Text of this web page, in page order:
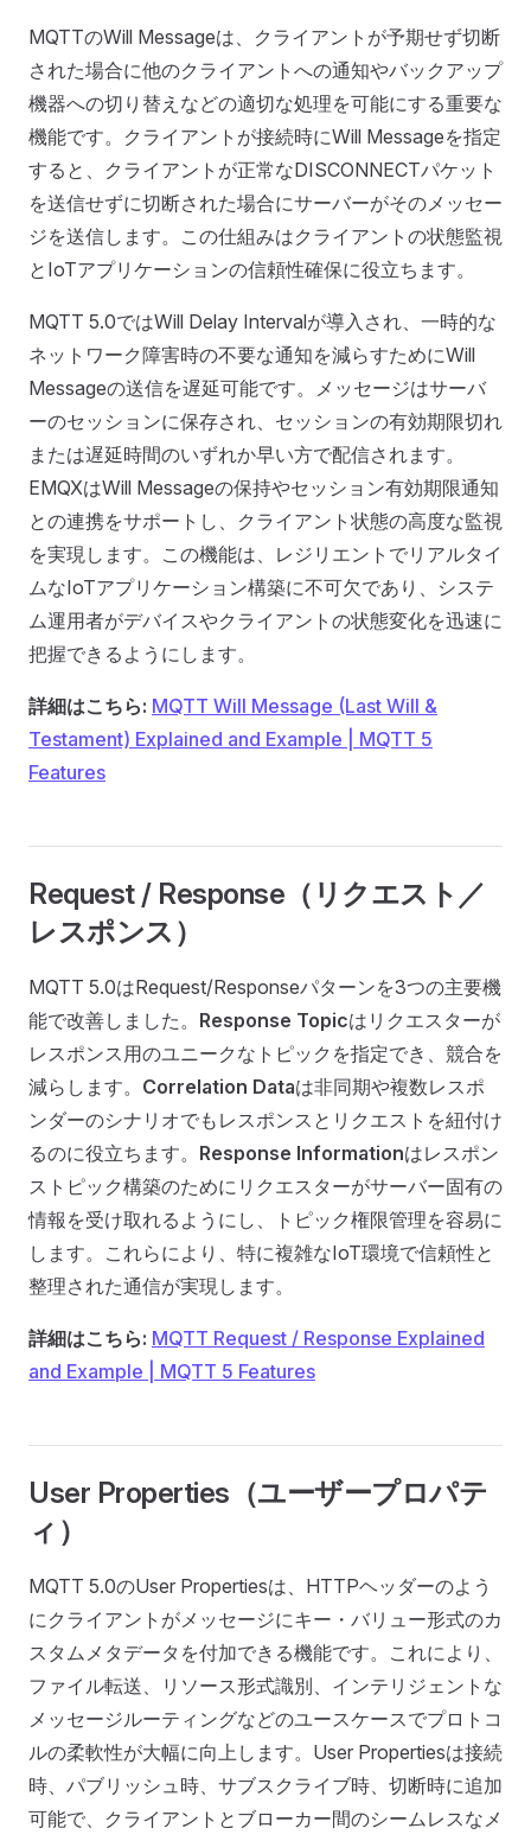
MQTTのWill Messageは、クライアントが予期せず切断
された場合に他のクライアントへの通知やバックアップ
機器への切り替えなどの適切な処理を可能にする重要な
機能です。クライアントが接続時にWill Messageを指定
すると、クライアントが正常なDISCONNECTパケット
を送信せずに切断された場合にサーバーがそのメッセー
ジを送信します。この仕組みはクライアントの状態監視
とIoTアプリケーションの信頼性確保に役立ちます。
MQTT 5.0ではWill Delay Intervalが導入され、一時的な
ネットワーク障害時の不要な通知を減らすためにWill
Messageの送信を遅延可能です。メッセージはサーバ
ーのセッションに保存され、セッションの有効期限切れ
または遅延時間のいずれか早い方で配信されます。
EMQXはWill Messageの保持やセッション有効期限通知
との連携をサポートし、クライアント状態の高度な監視
を実現します。この機能は、レジリエントでリアルタイ
ムなIoTアプリケーション構築に不可欠であり、システ
ム運用者がデバイスやクライアントの状態変化を迅速に
把握できるようにします。
詳細はこちら: MQTT Will Message (Last Will &
Testament) Explained and Example | MQTT 5
Features
Request / Response（リクエスト／
レスポンス）
MQTT 5.0はRequest/Responseパターンを3つの主要機
能で改善しました。 Response Topicはリクエスターが
レスポンス用のユニークなトピックを指定でき、競合を
減らします。 Correlation Dataは非同期や複数レスポ
ンダーのシナリオでもレスポンスとリクエストを紐付け
るのに役立ちます。 Response Informationはレスポン
ストピック構築のためにリクエスターがサーバー固有の
情報を受け取れるようにし、トピック権限管理を容易に
します。これらにより、特に複雑なIoT環境で信頼性と
整理された通信が実現します。
詳細はこちら: MQTT Request / Response Explained
and Example | MQTT 5 Features
User Properties（ユーザープロパテ
ィ）
MQTT 5.0のUser Propertiesは、HTTPヘッダーのよう
にクライアントがメッセージにキー・バリュー形式のカ
スタムメタデータを付加できる機能です。これにより、
ファイル転送、リソース形式識別、インテリジェントな
メッセージルーティングなどのユースケースでプロトコ
ルの柔軟性が大幅に向上します。User Propertiesは接続
時、パブリッシュ時、サブスクライブ時、切断時に追加
可能で、クライアントとブローカー間のシームレスなメ